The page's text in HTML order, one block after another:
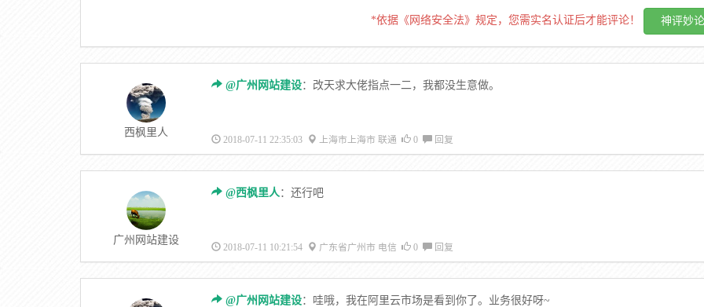
*依据《网络安全法》规定，您需实名认证后才能评论！
西枫里人
@广州网站建设：改天求大佬指点一二，我都没生意做。
2018-07-11 22:35:03 上海市上海市 联通 0 回复
广州网站建设
@西枫里人：还行吧
2018-07-11 10:21:54 广东省广州市 电信 0 回复
@广州网站建设：哇哦，我在阿里云市场是看到你了。业务很好呀~